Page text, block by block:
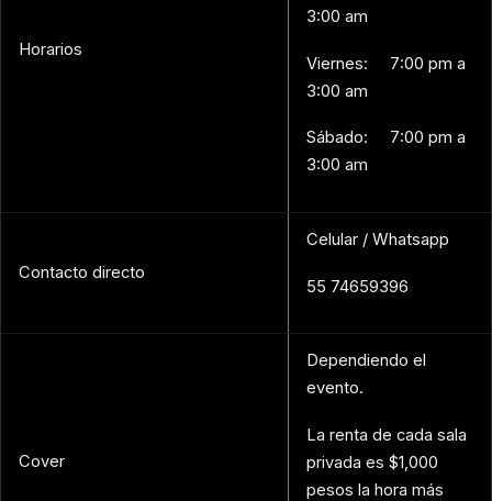
Horarios
3:00 am
Viernes: 7:00 pm a
3:00 am
Sábado: 7:00 pm a
3:00 am
Contacto directo
Celular / Whatsapp
55 74659396
Cover
Dependiendo el
evento.
La renta de cada sala
privada es $1,000
pesos la hora más